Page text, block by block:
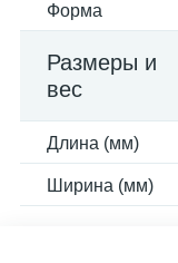
Форма
Размеры и
вес
Длина (мм)
Ширина (мм)